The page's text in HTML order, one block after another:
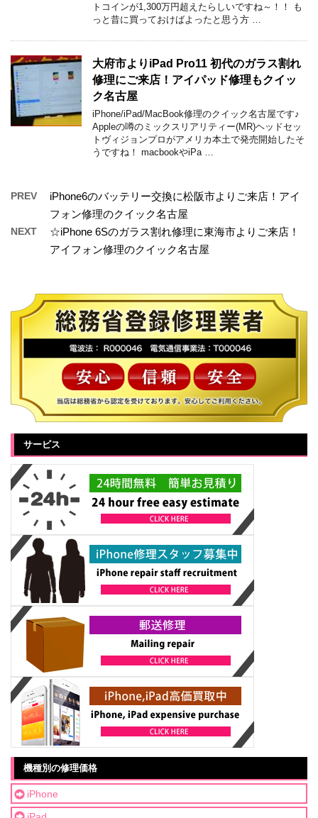
トコインが1,300万円超えたらしいですね～！！ も
っと昔に買っておけばよったと思う方 …
大府市よりiPad Pro11 初代のガラス割れ
修理にご来店！アイパッド修理もクイッ
ク名古屋
iPhone/iPad/MacBook修理のクイック名古屋です♪
Appleの噂のミックスリアリティー(MR)ヘッドセッ
トヴィジョンプロがアメリカ本土で発売開始したそ
うですね！ macbookやiPa …
PREV
iPhone6のバッテリー交換に松阪市よりご来店！アイ
フォン修理のクイック名古屋
NEXT
☆iPhone 6Sのガラス割れ修理に東海市よりご来店！
アイフォン修理のクイック名古屋
サービス
機種別の修理価格
iPhone